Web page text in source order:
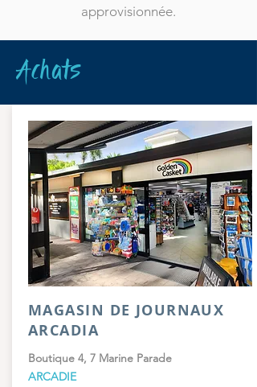
approvisionnée.
Achats
MAGASIN DE JOURNAUX
ARCADIA
Boutique 4, 7 Marine Parade
ARCADIE